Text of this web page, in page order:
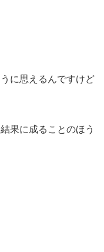
に思えるんですけど
果に成ることのほう